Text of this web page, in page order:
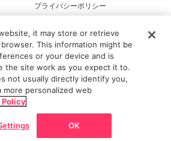
プライバシーポリシー
its respective owner(s). Tokyo Art Beat (2004-
2026).
it may store or retrieve
This information might be
or your device and is
the site work as you expect it to.
not usually directly identify you,
more personalized web
Policy
OK